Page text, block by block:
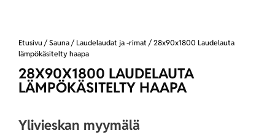
Etusivu / Sauna / Laudelaudat ja -rimat / 28x90x1800 Laudelauta
lämpökäsitelty haapa
28X90X1800 LAUDELAUTA
LÄMPÖKÄSITELTY HAAPA
Ylivieskan myymälä